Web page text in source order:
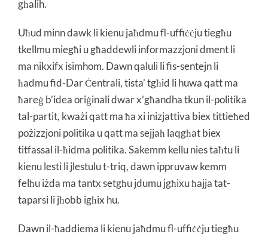
għalih.
Uħud minn dawk li kienu jaħdmu fl-uffiċċju tiegħu
tkellmu miegħi u għaddewli informazzjoni dment li
ma nikxifx isimhom. Dawn qaluli li fis-sentejn li
ħadmu fid-Dar Ċentrali, tista’ tgħid li huwa qatt ma
ħareġ b’idea oriġinali dwar x’għandha tkun il-politika
tal-partit, kważi qatt ma ħa xi inizjattiva biex tittieħed
pożizzjoni politika u qatt ma sejjaħ laqgħat biex
titfassal il-ħidma politika. Sakemm kellu nies taħtu li
kienu lesti li jlestulu t-triq, dawn ippruvaw kemm
felħu iżda ma tantx setgħu jdumu jgħixu ħajja tat-
taparsi li jħobb igħix hu.
Dawn il-ħaddiema li kienu jaħdmu fl-uffiċċju tiegħu